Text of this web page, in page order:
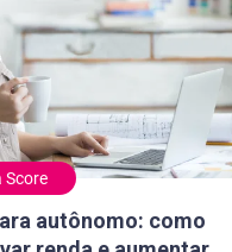
Score
autônomo: como
autônomo: como